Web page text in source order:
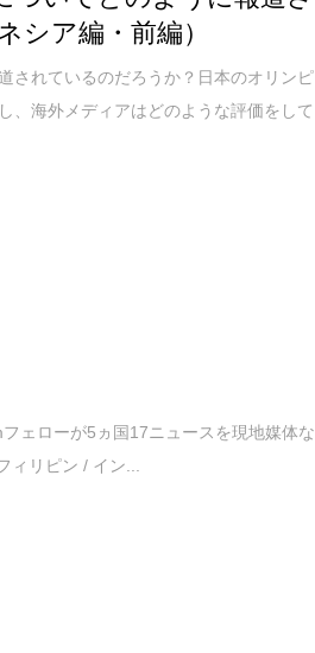
シア編・前編）
されているのだろうか？日本のオリンピ
、海外メディアはどのような評価をして
ェローが5ヵ国17ニュースを現地媒体な
ィリピン / イン...